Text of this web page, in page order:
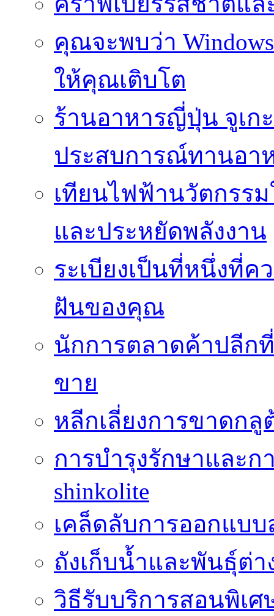
คุณจะพบว่า
ให้คุณเติบโต
ร้านอาหารญี่ปุ่น จูเก
ประสบการณ์ทานอา
เทียนไฟฟ้านวัตกรร
และประหยัดพลังงาน
ระเบียงเป็นที่หนึ่งที่ค
ฝันของคุณ
นักการตลาดค้าปลีก
ขาย
หลีกเลี่ยงการขาดก
การบำรุงรักษาและ
shinkolite
เคล็ดลับการออกแบ
ถังเก็บน้ำและพันธุ์ต่า
วิธีรับบริการสอนพิเ